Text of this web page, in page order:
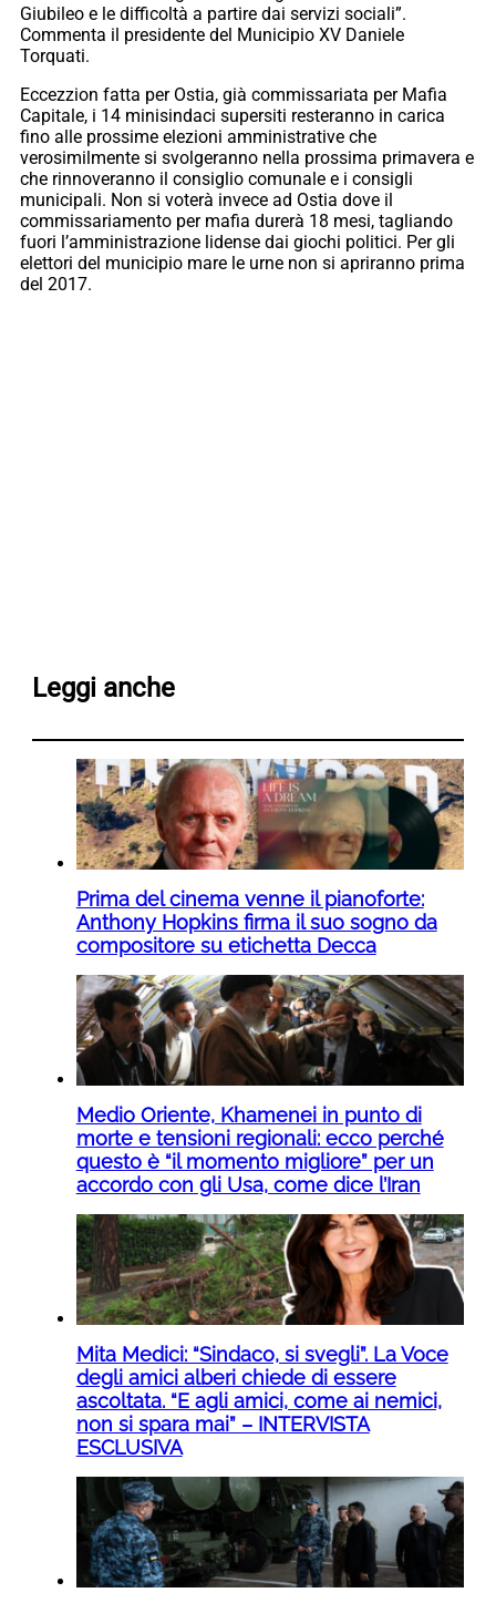
Giubileo e le difficoltà a partire dai servizi sociali”.
Commenta il presidente del Municipio XV Daniele
Torquati.
Eccezzion fatta per Ostia, già commissariata per Mafia
Capitale, i 14 minisindaci supersiti resteranno in carica
fino alle prossime elezioni amministrative che
verosimilmente si svolgeranno nella prossima primavera e
che rinnoveranno il consiglio comunale e i consigli
municipali. Non si voterà invece ad Ostia dove il
commissariamento per mafia durerà 18 mesi, tagliando
fuori l’amministrazione lidense dai giochi politici. Per gli
elettori del municipio mare le urne non si apriranno prima
del 2017.
Leggi anche
Prima del cinema venne il pianoforte:
Anthony Hopkins firma il suo sogno da
compositore su etichetta Decca
Medio Oriente, Khamenei in punto di
morte e tensioni regionali: ecco perché
questo è “il momento migliore” per un
accordo con gli Usa, come dice l’Iran
Mita Medici: “Sindaco, si svegli”. La Voce
degli amici alberi chiede di essere
ascoltata. “E agli amici, come ai nemici,
non si spara mai” – INTERVISTA
ESCLUSIVA